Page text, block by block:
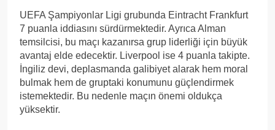
UEFA Şampiyonlar Ligi grubunda Eintracht Frankfurt
7 puanla iddiasını sürdürmektedir. Ayrıca Alman
temsilcisi, bu maçı kazanırsa grup liderliği için büyük
avantaj elde edecektir. Liverpool ise 4 puanla takipte.
İngiliz devi, deplasmanda galibiyet alarak hem moral
bulmak hem de gruptaki konumunu güçlendirmek
istemektedir. Bu nedenle maçın önemi oldukça
yüksektir.